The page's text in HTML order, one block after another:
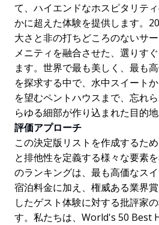
て、ハイエンドなホスピタリテ
かに超えた体験を提供します。
大さと非の打ちどころのないサ
メニティを融合させた、選りす
ます。世界で最も美しく、最も
を探求する中で、水中スイート
を望むペントハウスまで、忘れ
らゆる細部が作り込まれた目的
評価アプローチ
この決定版リストを作成するた
と排他性を定義する様々な要素
のランキングは、最も高価なス
宿泊料金に加え、権威ある業界
したゲスト体験に対する批評家
す。私たちは、World's 50 Best